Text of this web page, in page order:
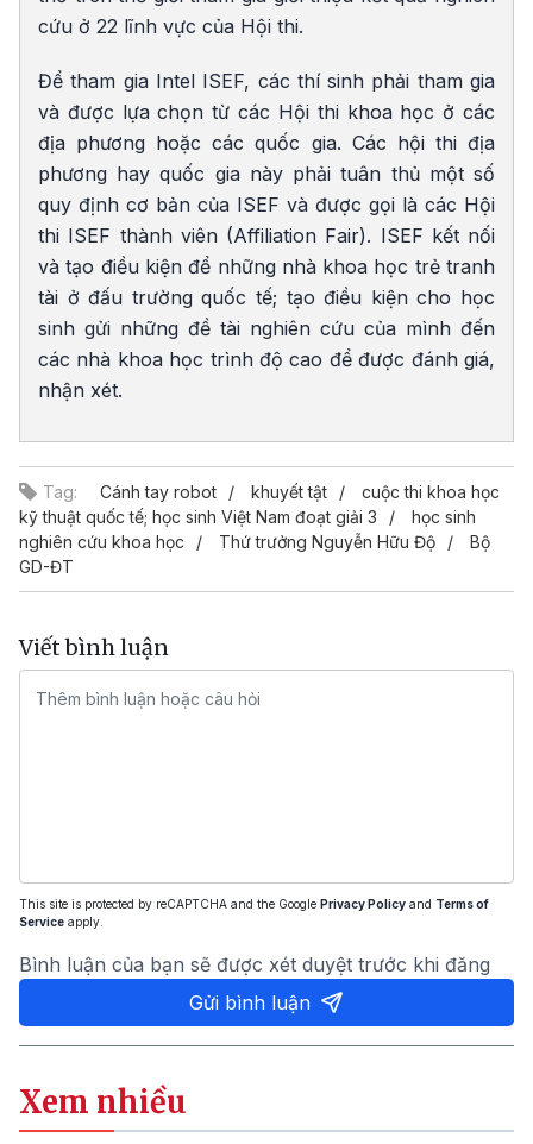
cứu ở 22 lĩnh vực của Hội thi.
Để tham gia Intel ISEF, các thí sinh phải tham gia
và được lựa chọn từ các Hội thi khoa học ở các
địa phương hoặc các quốc gia. Các hội thi địa
phương hay quốc gia này phải tuân thủ một số
quy định cơ bản của ISEF và được gọi là các Hội
thi ISEF thành viên (Affiliation Fair). ISEF kết nối
và tạo điều kiện để những nhà khoa học trẻ tranh
tài ở đấu trường quốc tế; tạo điều kiện cho học
sinh gửi những đề tài nghiên cứu của mình đến
các nhà khoa học trình độ cao để được đánh giá,
nhận xét.
Tag: Cánh tay robot khuyết tật
cuộc thi khoa học
kỹ thuật quốc tế; học sinh Việt Nam đoạt giải 3
học sinh
nghiên cứu khoa học
Thứ trưởng Nguyễn Hữu Độ
Bộ
GD-ĐT
Viết bình luận
This site is protected by reCAPTCHA and the Google Privacy Policy and Terms of
Service apply.
Bình luận của bạn sẽ được xét duyệt trước khi đăng
Gửi bình luận
Xem nhiều